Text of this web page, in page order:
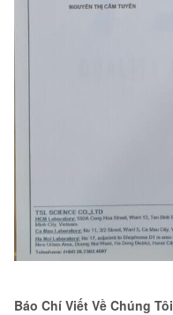
Báo Chí Viết Về Chúng Tôi